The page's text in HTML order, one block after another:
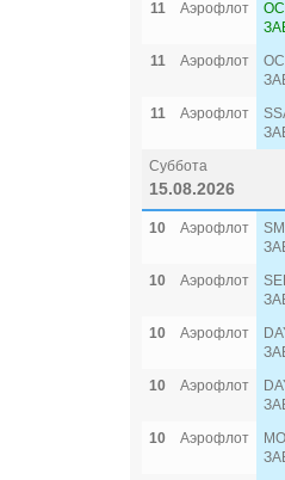
11
Аэрофлот
11
Аэрофлот
11
Аэрофлот
Суббота
15.08.2026
10 Аэрофлот
10
Аэрофлот
10
Аэрофлот
10
Аэрофлот
10
Аэрофлот